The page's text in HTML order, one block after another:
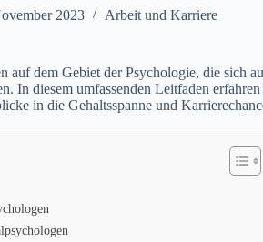
2023 Arbeit und Karriere
auf dem Gebiet der Psychologie, die sich
In diesem umfassenden Leitfaden
in die Gehaltsspanne und